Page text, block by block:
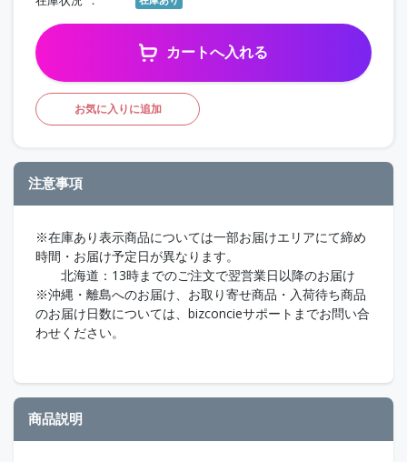
カートへ入れる
お気に入りに追加
注意事項
※在庫あり表示商品については一部お届けエリアにて締め
時間・お届け予定日が異なります。
北海道：13時までのご注文で翌営業日以降のお届け
※沖縄・離島へのお届け、お取り寄せ商品・入荷待ち商品
のお届け日数については、bizconcieサポートまでお問い合
わせください。
商品説明